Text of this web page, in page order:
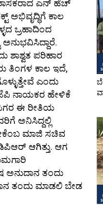
ಶಾಸಕರಾದ ಎನ್ ಹೆಚ್
ಅಭಿವೃದ್ಧಿಗೆ ಕಾಲ
ಒ್ರಹಾದಿಂದ
ಶಾಶ್ವತ ಪರಿಹಾರ
ತಿಂಗಳ ಕಾಲ ಇದೆ,
ಎಂದು
ನಾಯಕರ ಹೇಳಿಕೆ
ಈ ರೀತಿಯ
ಅನಿಸಿದ್ದಲ್ಲಿ
ಮಾಜಿ ಸಚಿವ
ಆಗಿತ್ತು. ಆಗ
ಅನುದಾನ ತಂದು
ತಂದು ಮಾಡಲಿ ಬೇಡ